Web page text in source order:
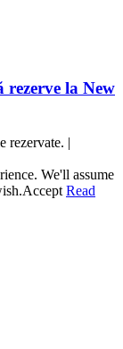
la New
rezervate. |
We'll assume
Accept Read